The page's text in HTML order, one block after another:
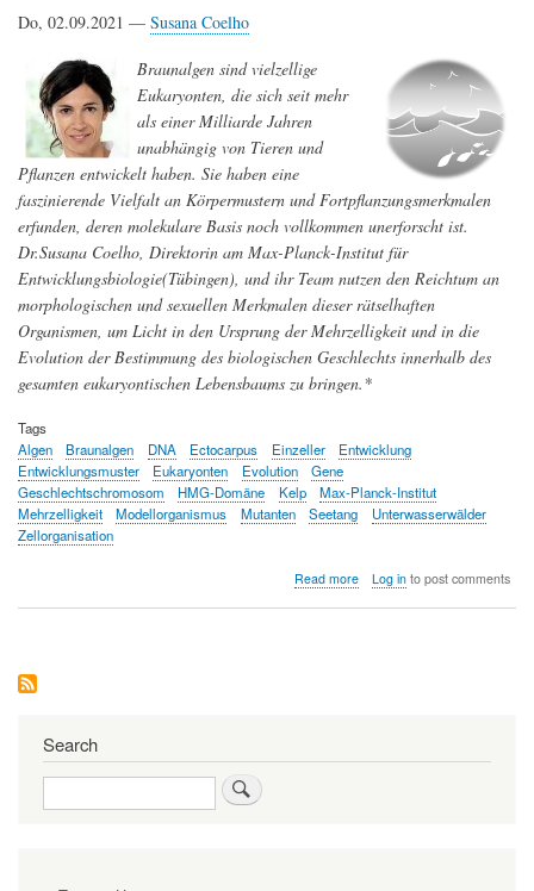
Do, 02.09.2021 — Susana Coelho
Braunalgen sind vielzellige
Eukaryonten, die sich seit mehr
als einer Milliarde Jahren
unabhängig von Tieren und
Pflanzen entwickelt haben. Sie haben eine
faszinierende Vielfalt an Körpermustern und Fortpflanzungsmerkmalen
erfunden, deren molekulare Basis noch vollkommen unerforscht ist.
Dr.Susana Coelho, Direktorin am Max-Planck-Institut für
Entwicklungsbiologie(Tübingen), und ihr Team nutzen den Reichtum an
morphologischen und sexuellen Merkmalen dieser rätselhaften
Organismen, um Licht in den Ursprung der Mehrzelligkeit und in die
Evolution der Bestimmung des biologischen Geschlechts innerhalb des
gesamten eukaryontischen Lebensbaums zu bringen.*
Tags
Algen
Braunalgen DNA Ectocarpus Einzeller
Entwicklung
Entwicklungsmuster
Eukaryonten Evolution
Gene
Geschlechtschromosom
HMG-Domäne Kelp
Max-Planck-Institut
Mehrzelligkeit
Modellorganismus Mutanten Seetang
Unterwasserwälder
Zellorganisation
Read moreabout
vielzelligen,
Log into post comments
Search
Search